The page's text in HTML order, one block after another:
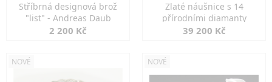
Stříbrná designová brož
"list" - Andreas Daub
2 200 Kč
Zlaté náušnice s 14
přírodními diamanty
39 200 Kč
NOVÉ NOVÉ